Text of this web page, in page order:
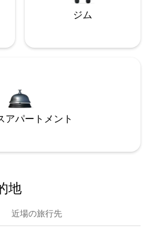
ジム
アパートメント
地
近場の旅行先